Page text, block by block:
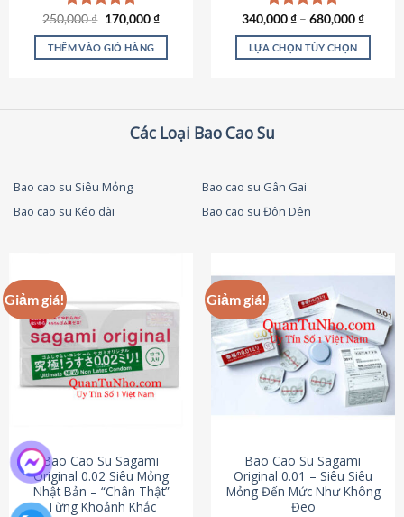
sản
phẩm
Được xếp
hạng5.00
5 sao
250,000₫ Giá
là:
250,000 ₫.
170,000₫Giá
tại
THÊM VÀO GIỎ HÀNG
Được xếp
hạng4.79
5 sao
340,000₫ – 680,000₫
LỰA CHỌN TÙY CHỌN
thể.
tùy
thể
được
chọn
trên
trang
sản
phẩm
Các Loại Bao Cao Su
Bao cao su Siêu Mỏng
Bao cao su Gân Gai
Bao cao su Kéo dài
Bao cao su Đôn Dên
Giảm giá!
Bao Cao Su Sagami
Original 0.02 Siêu Mỏng
Nhật Bản – “Chân Thật”
Từng Khoảnh Khắc
Giảm giá!
Bao Cao Su Sagami
Original 0.01 – Siêu Siêu
Mỏng Đến Mức Như Không
Đeo